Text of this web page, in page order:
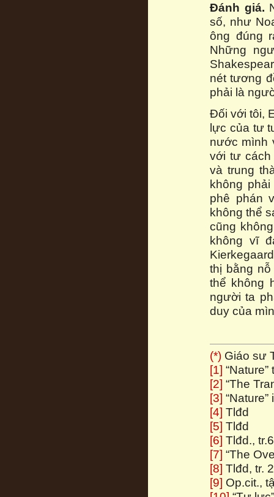
Đánh giá.
số, như
ông đúng
Những
nét tương
phải là
Đối với tôi,
lực của tư
nước mình
với tư cách
và trung
không
phê phán
không thể
cũng
không vĩ
thị bằng
thể không
người ta
duy của
(*) Giáo sư
[1]
[2] “The
[3]
[4] Tlđd
[5] Tlđd
[6] Tlđd.,
[7] “The
[8] Tlđd, tr.
[9] Op.cit.,